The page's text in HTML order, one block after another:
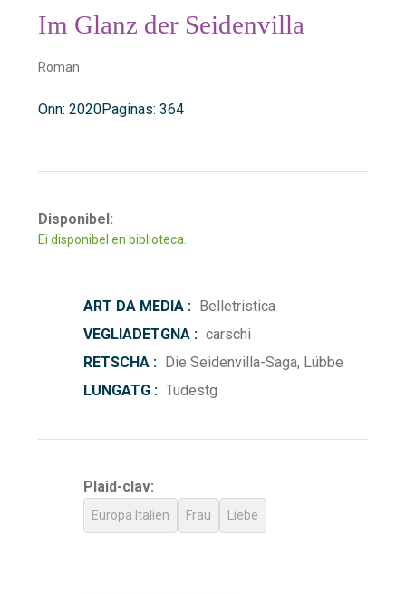
Im Glanz der Seidenvilla
Roman
Onn: 2020Paginas: 364
Disponibel:
Ei disponibel en biblioteca.
ART DA MEDIA : Belletristica
VEGLIADETGNA : carschi
RETSCHA : Die Seidenvilla-Saga, Lübbe
LUNGATG : Tudestg
Plaid-clav:
Europa Italien Frau Liebe